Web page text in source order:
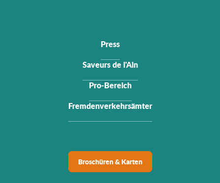
Press
Saveurs de l'Ain
Pro-Bereich
Fremdenverkehrsämter
Broschüren & Karten